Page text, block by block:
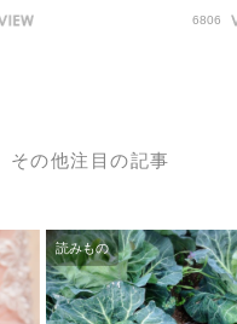
菜実験に挑戦しよ…
6806
その他注目の記事
読みもの